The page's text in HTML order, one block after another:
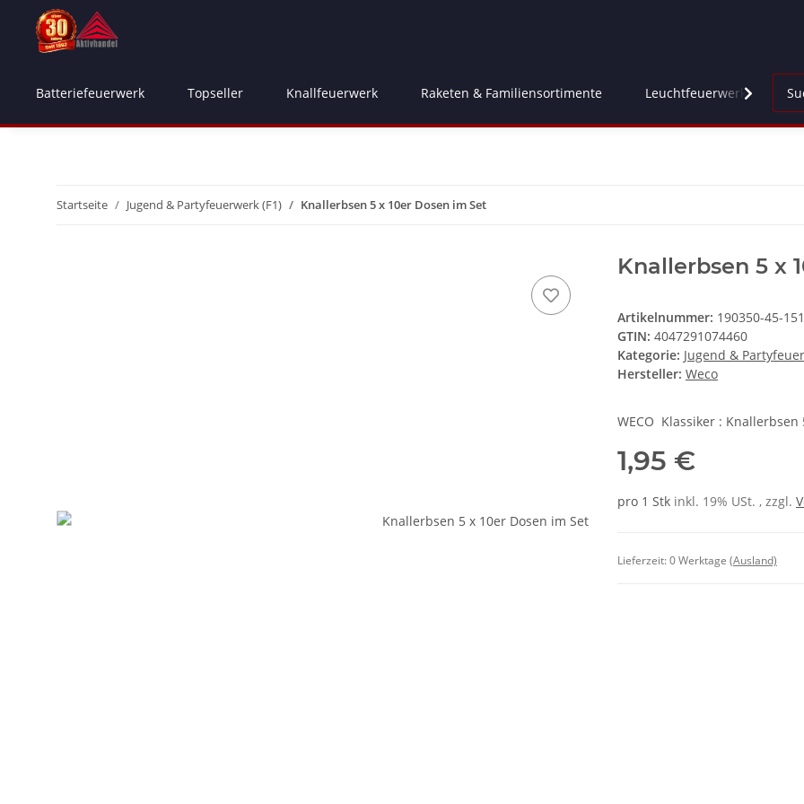
Batteriefeuerwerk Topseller Knallfeuerwerk Raketen & Familiensortimente Leuchtfeuerwerk
Startseite Jugend & Partyfeuerwerk (F1) Knallerbsen 5 x 10er Dosen im Set
Knallerbsen 5 x
Artikelnummer: 190350-45-151
GTIN: 4047291074460
Kategorie: Jugend &
Hersteller: Weco
WECO Klassiker : Knallerbsen
1,95 €
pro 1 Stk inkl. 19% USt. , zzgl.
Lieferzeit:0 Werktage (Ausland)